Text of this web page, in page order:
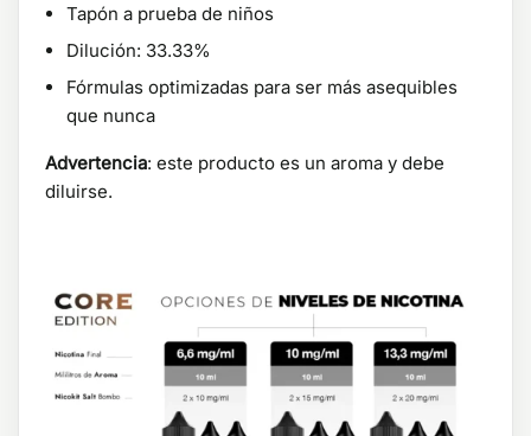
Tapón a prueba de niños
Dilución: 33.33%
Fórmulas optimizadas para ser más asequibles
que nunca
Advertencia: este producto es un aroma y debe
diluirse.